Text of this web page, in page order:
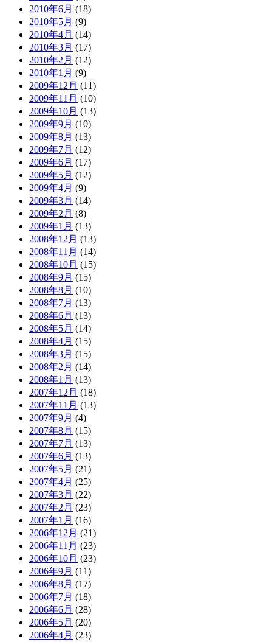
2010年6月 (18)
2010年5月 (9)
2010年4月 (14)
2010年3月 (17)
2010年2月 (12)
2010年1月 (9)
2009年12月 (11)
2009年11月 (10)
2009年10月 (13)
2009年9月 (10)
2009年8月 (13)
2009年7月 (12)
2009年6月 (17)
2009年5月 (12)
2009年4月 (9)
2009年3月 (14)
2009年2月 (8)
2009年1月 (13)
2008年12月 (13)
2008年11月 (14)
2008年10月 (15)
2008年9月 (15)
2008年8月 (10)
2008年7月 (13)
2008年6月 (13)
2008年5月 (14)
2008年4月 (15)
2008年3月 (15)
2008年2月 (14)
2008年1月 (13)
2007年12月 (18)
2007年11月 (13)
2007年9月 (4)
2007年8月 (15)
2007年7月 (13)
2007年6月 (13)
2007年5月 (21)
2007年4月 (25)
2007年3月 (22)
2007年2月 (23)
2007年1月 (16)
2006年12月 (21)
2006年11月 (23)
2006年10月 (23)
2006年9月 (11)
2006年8月 (17)
2006年7月 (18)
2006年6月 (28)
2006年5月 (20)
2006年4月 (23)